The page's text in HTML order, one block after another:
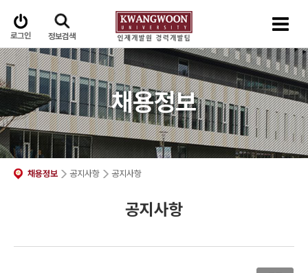
로그인 정보검색
채용정보
채용정보 공지사항 공지사항
공지사항